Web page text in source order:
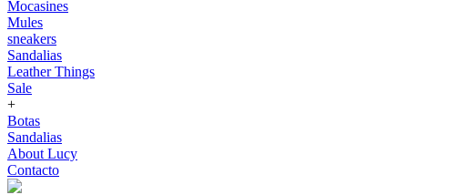
Mocasines
Mules
sneakers
Sandalias
Leather Things
Sale
+
Botas
Sandalias
About Lucy
Contacto